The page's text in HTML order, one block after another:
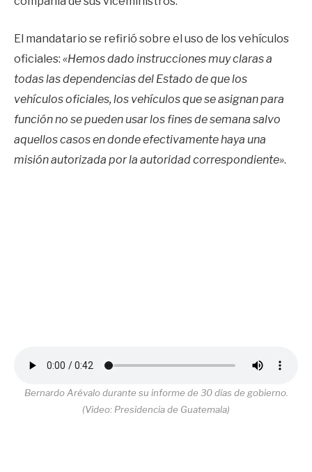
El mandatario se refirió sobre el uso de los vehículos
oficiales: «Hemos dado instrucciones muy claras a
todas las dependencias del Estado de que los
vehículos oficiales, los vehículos que se asignan para
función no se pueden usar los fines de semana salvo
aquellos casos en donde efectivamente haya una
misión autorizada por la autoridad correspondiente».
Bernardo Arévalo durante su informe de 30 días de gobierno.
(Video: Presidencia de Guatemala)